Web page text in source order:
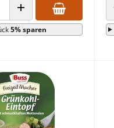
ANZAHL ERHÖHEN
5% sparen